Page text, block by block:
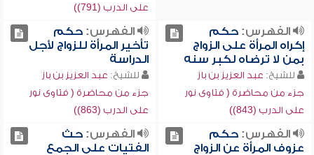
على الدرب (791))
الفهرس:حكم
إكراه المرأة على الزواج
بمن لا ترضاه لكبر سنه
للشيخ: عبد العزيز بن باز
جزء من محاضرة ( فتاوى نور
على الدرب (843))
الفهرس:حكم
تأخير المرأة للزواج لأجل
الدراسة
للشيخ: عبد العزيز بن باز
جزء من محاضرة ( فتاوى نور
على الدرب (863))
الفهرس:حكم
عزوف المرأة عن الزواج
الفهرس:حث
الفتيات على الجمع